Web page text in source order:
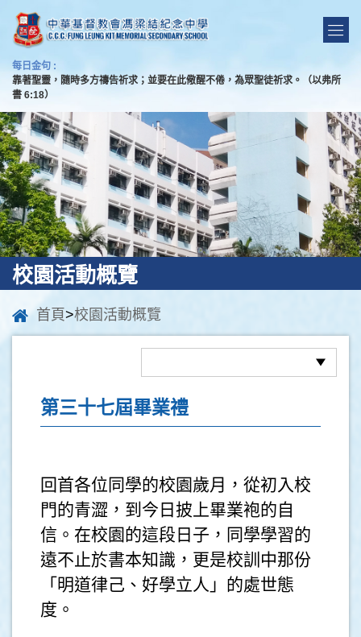
每日金句 :
靠著聖靈，隨時多方禱告祈求；並要在此儆醒不倦，為眾聖徒祈求。（以弗所
書 6:18）
校園活動概覽
首頁>校園活動概覽
第三十七屆畢業禮
回首各位同學的校園歲月，從初入校
門的青澀，到今日披上畢業袍的自
信。在校園的這段日子，同學學習的
遠不止於書本知識，更是校訓中那份
「明道律己、好學立人」的處世態
度。